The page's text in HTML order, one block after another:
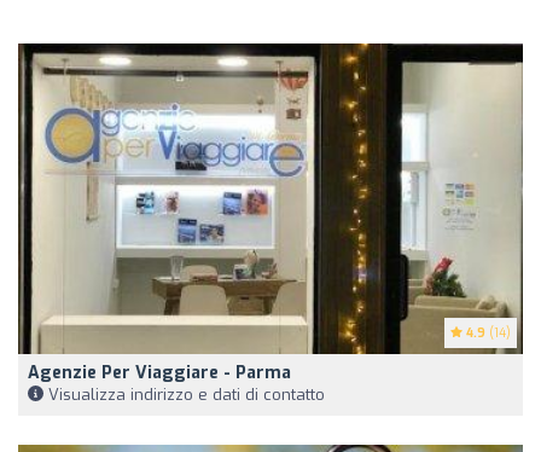
4.9 (14)
Agenzie Per Viaggiare - Parma
Visualizza indirizzo e dati di contatto